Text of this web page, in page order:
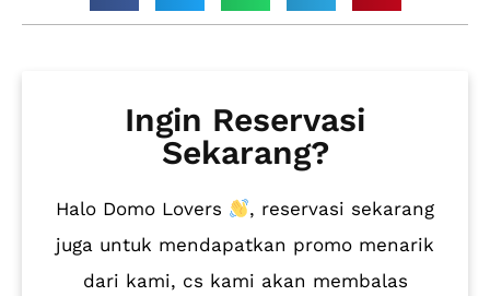
Ingin Reservasi
Sekarang?
Halo Domo Lovers
, reservasi sekarang
juga untuk mendapatkan promo menarik
dari kami, cs kami akan membalas